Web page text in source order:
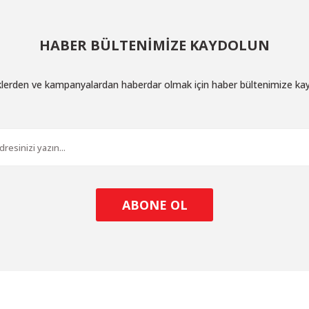
HABER BÜLTENİMİZE KAYDOLUN
ve kampanyalardan haberdar olmak için haber bültenimize
ABONE OL